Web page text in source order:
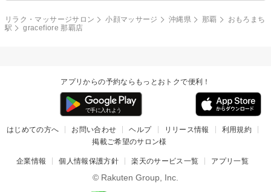
リラク・マッサージサロン 小顔マッサージ 沖縄県 那覇
おもろまち
駅
gracefiore 那覇店
アプリからの予約ならもっとおトクで便利！
はじめての方へ お問い合わせ ヘルプ リリース情報
利用規約
掲載ご希望のサロン様
企業情報 個人情報保護方針 楽天のサービス一覧 アプリ一覧
© Rakuten Group, Inc.